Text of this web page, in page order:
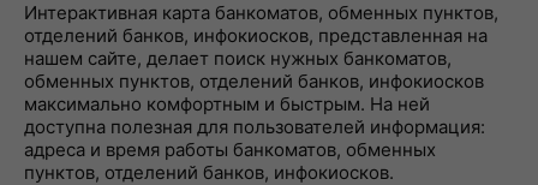
Интерактивная карта банкоматов, обменных пунктов,
отделений банков, инфокиосков, представленная на
нашем сайте, делает поиск нужных банкоматов,
обменных пунктов, отделений банков, инфокиосков
максимально комфортным и быстрым. На ней
доступна полезная для пользователей информация:
адреса и время работы банкоматов, обменных
пунктов, отделений банков, инфокиосков.